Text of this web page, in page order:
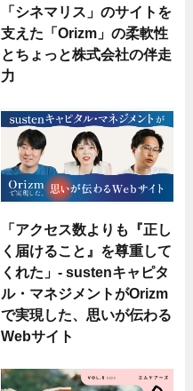
「シネマリス」のサイトを
支えた「Orizm」の柔軟性
とちょっと株式会社の伴走
力
「アクセス数よりも『正し
く届けること』を尊重して
くれた」- sustenキャピタ
ル・マネジメントがOrizm
で実現した、思いが伝わる
Webサイト